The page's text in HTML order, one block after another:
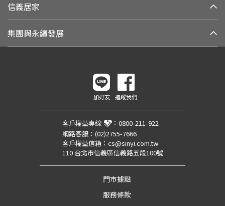
信義居家
集團與永續發展
加好友 追蹤我們
客戶權益專線 ： 0800-211-922
網路客服： (02)2755-7666
客戶權益信箱： cs@sinyi.com.tw
110 台北市信義區信義路五段100號
門市據點
服務條款